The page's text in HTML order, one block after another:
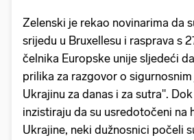
Zelenski je rekao novinarima da
srijedu u Bruxellesu i rasprava s
čelnika Europske unije sljedeći
prilika za razgovor o
Ukrajinu za danas i za sutra".
inzistiraju da su usredotočeni na
Ukrajine, neki dužnosnici počeli